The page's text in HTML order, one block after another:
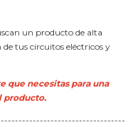
un producto de alta
tus circuitos eléctricos y
que necesitas para una
producto.